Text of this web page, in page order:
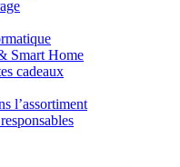
Smart Home
cadeaux
l’assortiment